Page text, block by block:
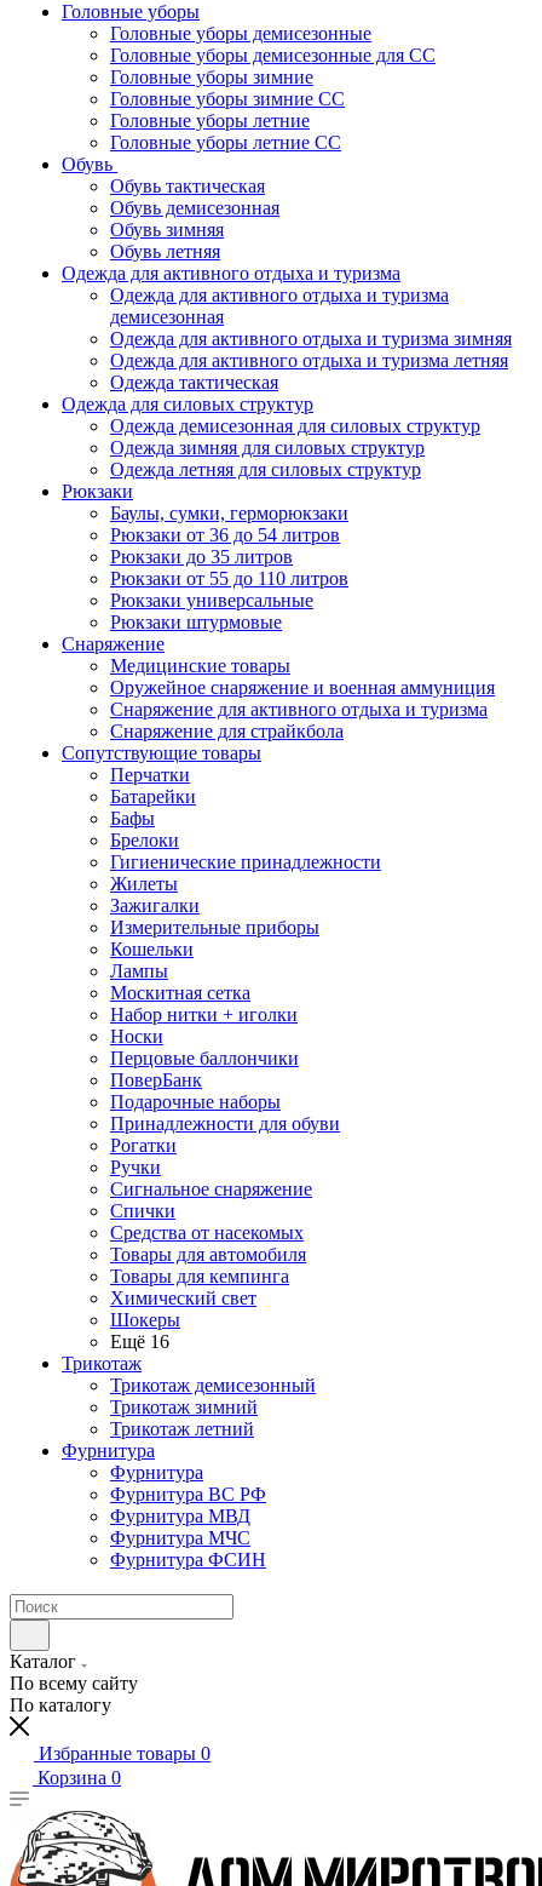
Головные уборы
Головные уборы демисезонные
Головные уборы демисезонные для СС
Головные уборы зимние
Головные уборы зимние СС
Головные уборы летние
Головные уборы летние СС
Обувь
Обувь тактическая
Обувь демисезонная
Обувь зимняя
Обувь летняя
Одежда для активного отдыха и туризма
Одежда для активного отдыха и туризма
демисезонная
Одежда для активного отдыха и туризма зимняя
Одежда для активного отдыха и туризма летняя
Одежда тактическая
Одежда для силовых структур
Одежда демисезонная для силовых структур
Одежда зимняя для силовых структур
Одежда летняя для силовых структур
Рюкзаки
Баулы, сумки, герморюкзаки
Рюкзаки от 36 до 54 литров
Рюкзаки до 35 литров
Рюкзаки от 55 до 110 литров
Рюкзаки универсальные
Рюкзаки штурмовые
Снаряжение
Медицинские товары
Оружейное снаряжение и военная аммуниция
Снаряжение для активного отдыха и туризма
Снаряжение для страйкбола
Сопутствующие товары
Перчатки
Батарейки
Бафы
Брелоки
Гигиенические принадлежности
Жилеты
Зажигалки
Измерительные приборы
Кошельки
Лампы
Москитная сетка
Набор нитки + иголки
Носки
Перцовые баллончики
ПоверБанк
Подарочные наборы
Принадлежности для обуви
Рогатки
Ручки
Сигнальное снаряжение
Спички
Средства от насекомых
Товары для автомобиля
Товары для кемпинга
Химический свет
Шокеры
Ещё 16
Трикотаж
Трикотаж демисезонный
Трикотаж зимний
Трикотаж летний
Фурнитура
Фурнитура
Фурнитура ВС РФ
Фурнитура МВД
Фурнитура МЧС
Фурнитура ФСИН
Каталог
По всему сайту
По каталогу
Избранные товары 0
Корзина 0